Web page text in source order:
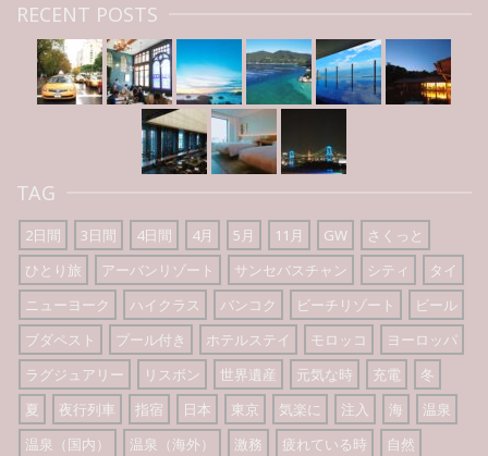
RECENT POSTS
TAG
2日間 3日間 4日間 4月 5月 11月 GW
さくっと
ひとり旅
アーバンリゾート サンセバスチャン シティ
タイ
ニューヨーク
ハイクラス バンコク ビーチリゾート
ビール
ブダペスト
プール付き ホテルステイ モロッコ
ヨーロッパ
ラグジュアリー
リスボン 世界遺産 元気な時 充電
冬
夏
夜行列車 指宿 日本 東京 気楽に 注入 海
温泉
温泉（国内）
温泉（海外） 激務 疲れている時 自然